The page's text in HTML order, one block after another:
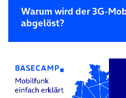
Warum wird der 3G-
abgelöst?